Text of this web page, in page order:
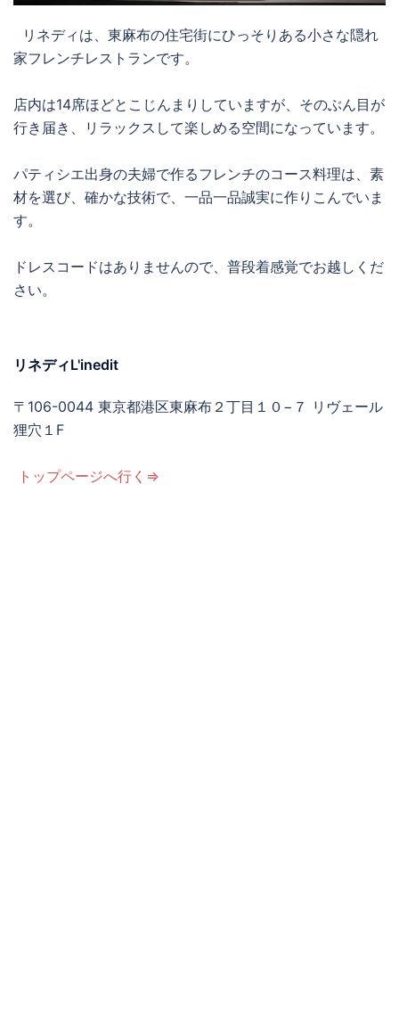
リネディは、東麻布の住宅街にひっそりある小さな隠れ
家フレンチレストランです。
店内は14席ほどとこじんまりしていますが、そのぶん目が
行き届き、リラックスして楽しめる空間になっています。
パティシエ出身の夫婦で作るフレンチのコース料理は、素
材を選び、確かな技術で、一品一品誠実に作りこんでいま
す。
ドレスコードはありませんので、普段着感覚でお越しくだ
さい。
リネディL'inedit
〒106-0044 東京都港区東麻布２丁目１０−７ リヴェール
狸穴１F
トップページへ行く⇒